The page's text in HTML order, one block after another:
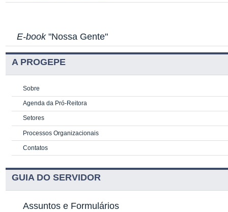
E-book"Nossa Gente"
A PROGEPE
Sobre
Agenda da Pró-Reitora
Setores
Processos Organizacionais
Contatos
GUIA DO SERVIDOR
Assuntos e Formulários